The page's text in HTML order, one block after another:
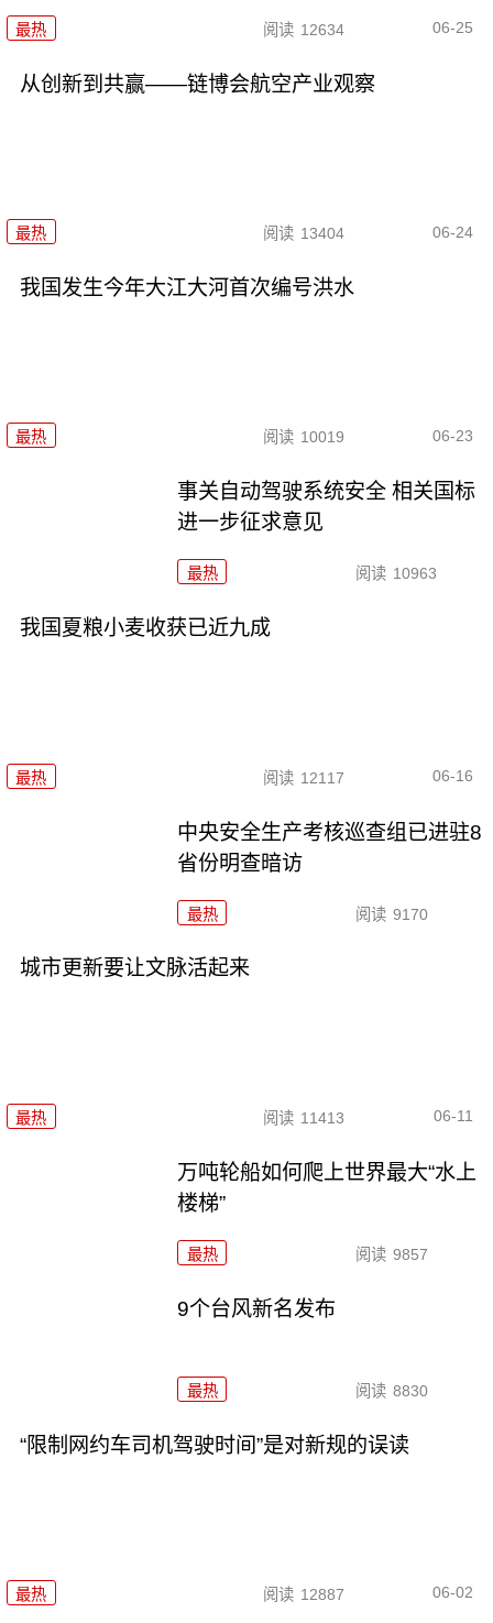
最热 阅读 12634 06-25
从创新到共赢——链博会航空产业观察
最热 阅读 13404 06-24
我国发生今年大江大河首次编号洪水
最热 阅读 10019 06-23
事关自动驾驶系统安全 相关国标
进一步征求意见
最热 阅读 10963
我国夏粮小麦收获已近九成
最热 阅读 12117 06-16
中央安全生产考核巡查组已进驻8
省份明查暗访
最热 阅读 9170
城市更新要让文脉活起来
最热 阅读 11413 06-11
万吨轮船如何爬上世界最大“水上
楼梯”
最热 阅读 9857
9个台风新名发布
最热 阅读 8830
“限制网约车司机驾驶时间”是对新规的误读
最热 阅读 12887 06-02